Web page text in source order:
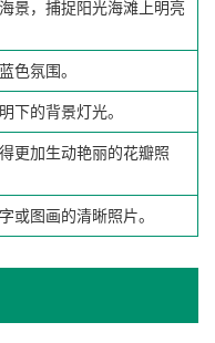
景，捕捉阳光海滩上明亮
色氛围。
下的背景灯光。
更加生动艳丽的花瓣照
或图画的清晰照片。